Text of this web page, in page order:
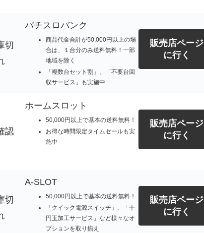
切
パチスロバンク
商品代金合計が50,000円以上の場
合は、１台分のみ送料無料！一部
地域を除く
「複数台セット割」、「不要台回
収サービス」も実施中
販売店ページ
に行く
認
ホームスロット
50,000円以上で基本の送料無料！
お得な時間限定タイムセールも実
施中
販売店ページ
に行く
切
A-SLOT
50,000円以上で基本の送料無料！
「クイック電源スイッチ」、「十
円玉加工サービス」など様々なオ
プションを取り揃え
販売店ページ
に行く